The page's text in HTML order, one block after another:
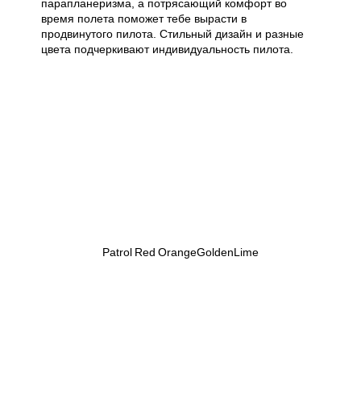
парапланеризма, а потрясающий комфорт во
время полета поможет тебе вырасти в
продвинутого пилота. Стильный дизайн и разные
цвета подчеркивают индивидуальность пилота.
Patrol Red OrangeGoldenLime